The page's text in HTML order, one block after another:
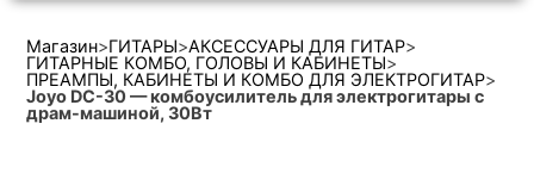
Магазин>ГИТАРЫ>АКСЕССУАРЫ ДЛЯ ГИТАР>
ГИТАРНЫЕ КОМБО, ГОЛОВЫ И КАБИНЕТЫ>
ПРЕАМПЫ, КАБИНЕТЫ И КОМБО ДЛЯ ЭЛЕКТРОГИТАР>
Joyo DC-30 — комбоусилитель для электрогитары c
драм-машиной, 30Вт